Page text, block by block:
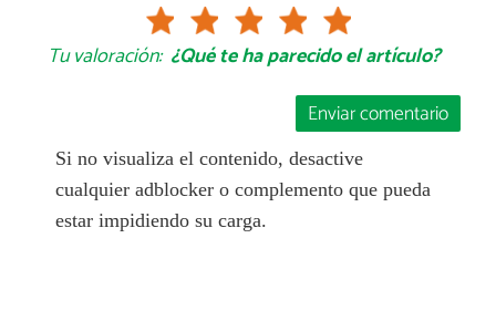
Tu valoración: ¿Qué te ha parecido el artículo?
Enviar comentario
Si no visualiza el contenido, desactive
cualquier adblocker o complemento que pueda
estar impidiendo su carga.